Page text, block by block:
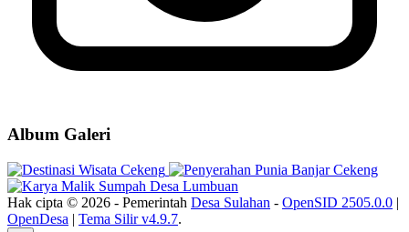
Album Galeri
Hak cipta © 2026 - Pemerintah Desa Sulahan - OpenSID 2505.0.0 |
OpenDesa | Tema Silir v4.9.7.